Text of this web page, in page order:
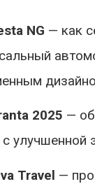
NG — как
2025 —
с улучшенной
Travel —